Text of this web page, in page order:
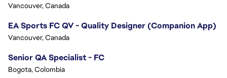
Vancouver, Canada
EA Sports FC QV - Quality Designer (Companion App)
Vancouver, Canada
Senior QA Specialist - FC
Bogota, Colombia